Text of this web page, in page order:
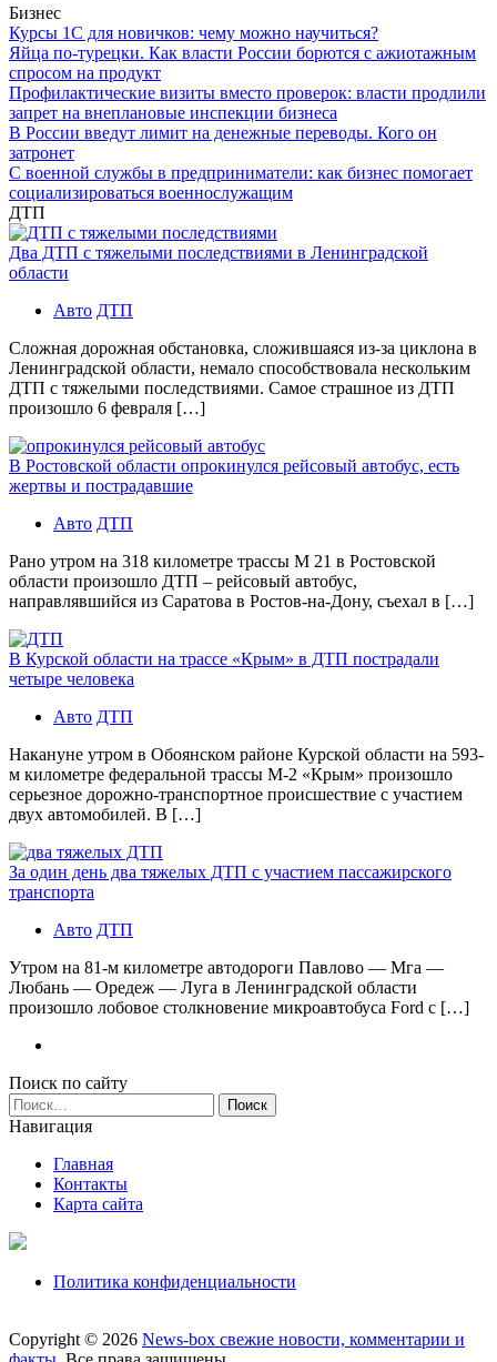
Бизнес
Курсы 1С для новичков: чему можно научиться?
Яйца по-турецки. Как власти России борются с ажиотажным
спросом на продукт
Профилактические визиты вместо проверок: власти продлили
запрет на внеплановые инспекции бизнеса
В России введут лимит на денежные переводы. Кого он
затронет
С военной службы в предприниматели: как бизнес помогает
социализироваться военнослужащим
ДТП
Два ДТП с тяжелыми последствиями в Ленинградской
области
Авто ДТП
Сложная дорожная обстановка, сложившаяся из-за циклона в
Ленинградской области, немало способствовала нескольким
ДТП с тяжелыми последствиями. Самое страшное из ДТП
произошло 6 февраля […]
В Ростовской области опрокинулся рейсовый автобус, есть
жертвы и пострадавшие
Авто ДТП
Рано утром на 318 километре трассы М 21 в Ростовской
области произошло ДТП – рейсовый автобус,
направлявшийся из Саратова в Ростов-на-Дону, съехал в […]
В Курской области на трассе «Крым» в ДТП пострадали
четыре человека
Авто ДТП
Накануне утром в Обоянском районе Курской области на 593-
м километре федеральной трассы М-2 «Крым» произошло
серьезное дорожно-транспортное происшествие с участием
двух автомобилей. В […]
За один день два тяжелых ДТП с участием пассажирского
транспорта
Авто ДТП
Утром на 81-м километре автодороги Павлово — Мга —
Любань — Оредеж — Луга в Ленинградской области
произошло лобовое столкновение микроавтобуса Ford с […]
Поиск по сайту
Найти:
Навигация
Главная
Контакты
Карта сайта
Политика конфиденциальности
Copyright © 2026 News-box свежие новости, комментарии и